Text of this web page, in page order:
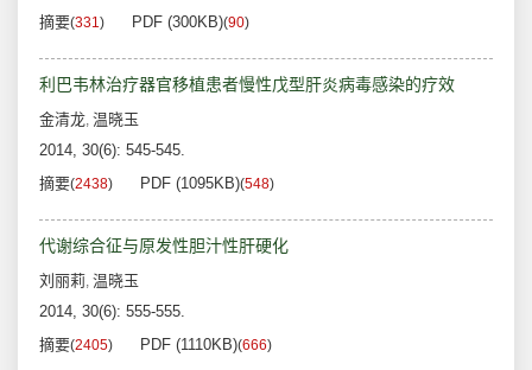
摘要(331) PDF (300KB)(90)
利巴韦林治疗器官移植患者慢性戊型肝炎病毒感染的疗效
金清龙, 温晓玉
2014, 30(6): 545-545.
摘要(2438) PDF (1095KB)(548)
代谢综合征与原发性胆汁性肝硬化
刘丽莉, 温晓玉
2014, 30(6): 555-555.
摘要(2405) PDF (1110KB)(666)